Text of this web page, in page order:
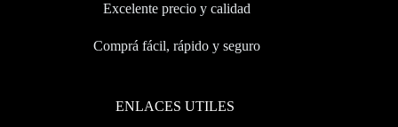
Excelente precio y calidad
Comprá fácil, rápido y seguro
ENLACES UTILES